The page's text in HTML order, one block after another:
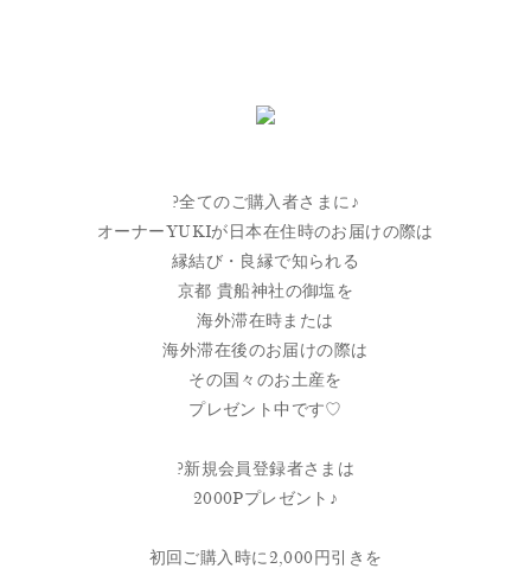
?全てのご購入者さまに♪
オーナーYUKIが日本在住時のお届けの際は
縁結び・良縁で知られる
京都 貴船神社の御塩を
海外滞在時または
海外滞在後のお届けの際は
その国々のお土産を
プレゼント中です♡
?新規会員登録者さまは
2000Pプレゼント♪
初回ご購入時に2,000円引きを